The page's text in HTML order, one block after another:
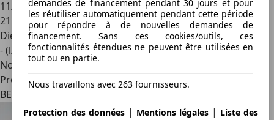
demandes de financement pendant 30 jours et pour
les réutiliser automatiquement pendant cette période
pour répondre à de nouvelles demandes de
financement. Sans ces cookies/outils, ces
fonctionnalités étendues ne peuvent être utilisées en
tout ou en partie.
Nous travaillons avec 263 fournisseurs.
Protection des données | Mentions légales | Liste des
11/2014
211 464 km
Diesel
- (l/100 km)
Nouveau
Professionnel
BE 9810